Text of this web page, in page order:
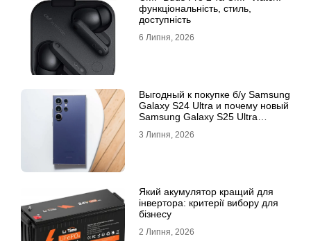
функціональність, стиль,
доступність
6 Липня, 2026
Выгодный к покупке б/у Samsung
Galaxy S24 Ultra и почему новый
Samsung Galaxy S25 Ultra
3 Липня, 2026
Який акумулятор кращий для
інвертора: критерії вибору для
бізнесу
2 Липня, 2026